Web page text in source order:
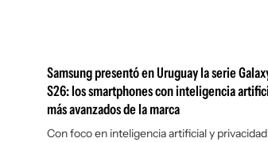
Samsung presentó en Uruguay la serie
S26: los smartphones con inteligencia
más avanzados de la marca
Con foco en inteligencia artificial y